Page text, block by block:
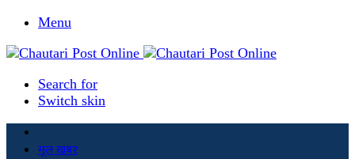
Menu
Search for
Switch skin
मूल खबर